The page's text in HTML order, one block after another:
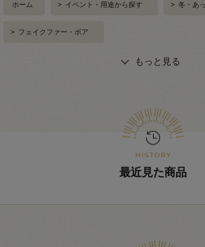
ホーム > イベント・用途から探す > 冬・あ
> フェイクファー・ボア
もっと見る
最近見た商品